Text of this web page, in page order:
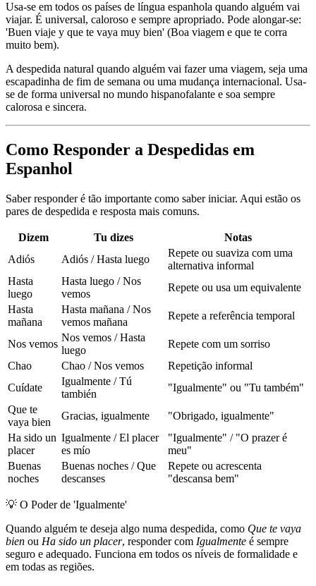
Usa-se em todos os países de língua espanhola quando alguém vai
viajar. É universal, caloroso e sempre apropriado. Pode alongar-se:
'Buen viaje y que te vaya muy bien' (Boa viagem e que te corra
muito bem).
A despedida natural quando alguém vai fazer uma viagem, seja uma
escapadinha de fim de semana ou uma mudança internacional. Usa-
se de forma universal no mundo hispanofalante e soa sempre
calorosa e sincera.
Como Responder a Despedidas em
Espanhol
Saber responder é tão importante como saber iniciar. Aqui estão os
pares de despedida e resposta mais comuns.
Dizem Tu dizes
Notas
Adiós
Adiós / Hasta luego
Repete ou suaviza com uma
alternativa informal
Hasta
luego
Hasta luego / Nos
vemos
Repete ou usa um equivalente
Hasta
mañana
Hasta mañana / Nos
vemos mañana
Repete a referência temporal
Nos vemos
Nos vemos / Hasta
luego
Repete com um sorriso
Chao
Chao / Nos vemos
Repetição informal
Cuídate
Igualmente / Tú
también
"Igualmente" ou "Tu também"
Que te
vaya bien
Gracias, igualmente
"Obrigado, igualmente"
Ha sido un
placer
Igualmente / El placer
es mío
"Igualmente" / "O prazer é
meu"
Buenas
noches
Buenas noches / Que
descanses
Repete ou acrescenta
"descansa bem"
💡 O Poder de 'Igualmente'
Quando alguém te deseja algo numa despedida, como Que te vaya
bien ou Ha sido un placer, responder com Igualmente é sempre
seguro e adequado. Funciona em todos os níveis de formalidade e
em todas as regiões.